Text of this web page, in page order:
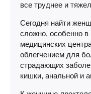
все труднее и
Сегодня найти
сложно, особенно в
медицинских
облегчением для
страдающих
кишки, анальной и